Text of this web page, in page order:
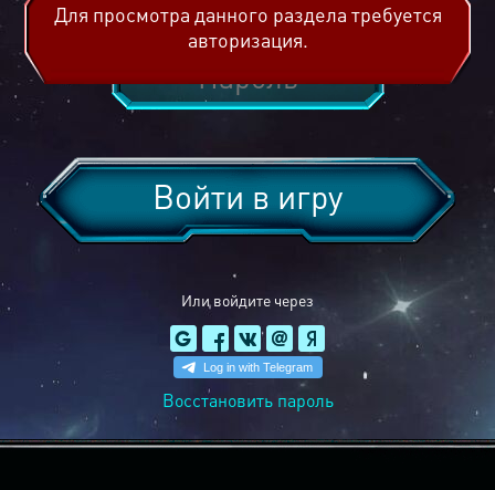
Или войдите через
Войти в игру
Восстановить пароль
Для просмотра данного раздела требуется
авторизация.